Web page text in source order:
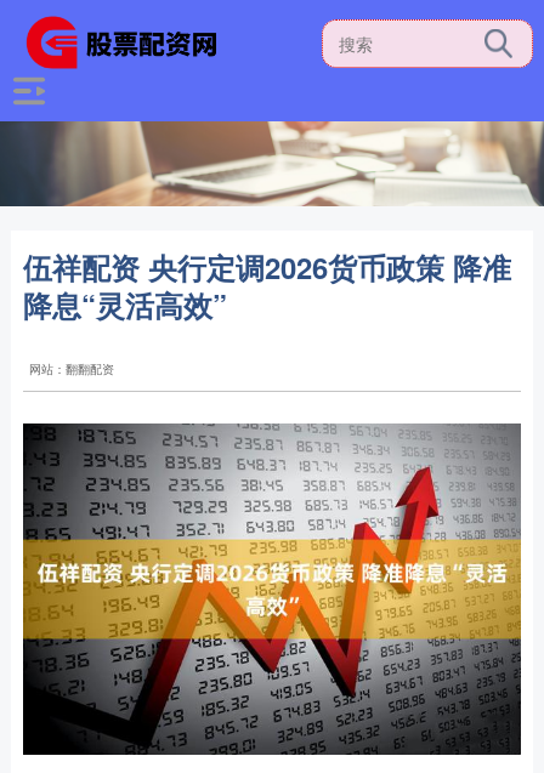
伍祥配资 央行定调2026货币政策 降准
降息“灵活高效”
网站：翻翻配资